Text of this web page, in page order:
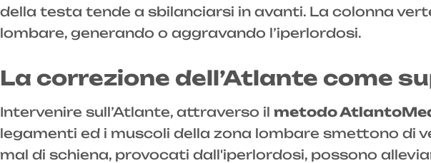
della testa tende a sbilanciarsi in avanti. La colonna
lombare, generando o aggravando l’iperlordosi.
La correzione dell’Atlante come
Intervenire sull’Atlante, attraverso il metodo
legamenti ed i muscoli della zona lombare smettono
mal di schiena, provocati dall'iperlordosi, possono